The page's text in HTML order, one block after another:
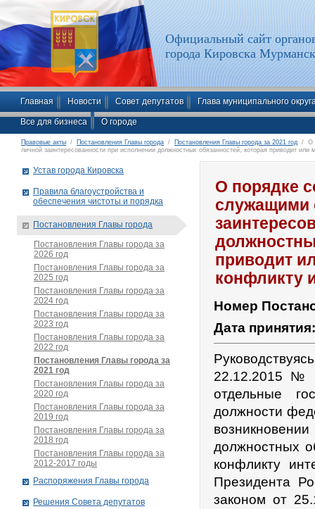
Официальный сайт
города Кировска
Главная Новости Совет депутатов Глава муниципального
Все для бизнеса О городе
Правовые акты / Постановления Главы города / Постановления Главы города за 2021 год / О
личной заинтересованности при исполнении должностных обязанностей, которая приводит или
О порядке
служащими
приводит
конфликту
Номер
Дата
22.12.2015 №
отдельные
должности
должностных
конфликту
Президента
законом от
Устав города Кировска
Правила благоустройства и
обеспечения чистоты и порядка
Постановления Главы города
Постановления Главы города за
2026 год
Постановления Главы города за
2025 год
Постановления Главы города за
2024 год
Постановления Главы города за
2023 год
Постановления Главы города за
2022 год
Постановления Главы города за
2021 год
Постановления Главы города за
2020 год
Постановления Главы города за
2019 год
Постановления Главы города за
2018 год
Постановления Главы города за
2012-2017 годы
Распоряжения Главы города
Решения Совета депутатов